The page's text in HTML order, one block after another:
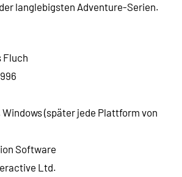
langlebigsten Adventure-Serien.
Fluch
(später jede Plattform von
Software
Ltd.